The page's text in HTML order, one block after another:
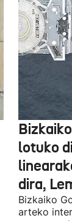
lotuko
dira,
Bizkaiko
arteko